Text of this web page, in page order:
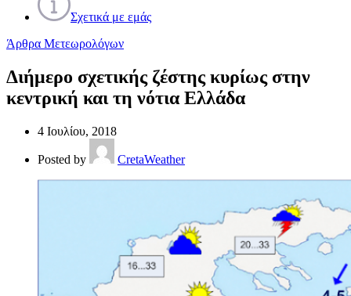
Σχετικά με εμάς
Άρθρα Μετεωρολόγων
Διήμερο σχετικής ζέστης κυρίως στην
κεντρική και τη νότια Ελλάδα
4 Ιουλίου, 2018
Posted by CretaWeather